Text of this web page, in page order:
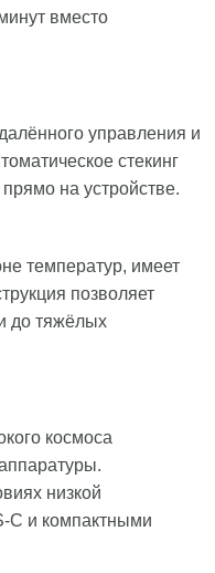
вместо
управления и
стекинг
на устройстве.
температур, имеет
позволяет
до тяжёлых
космоса
низкой
C и компактными